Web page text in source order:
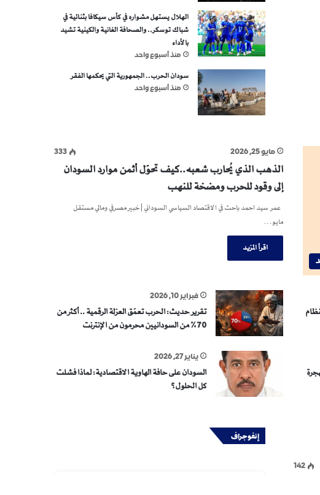
الهلال يستهل مشواره في كأس سيكافا بثنائية في
شباك توسكر.. والصحافة الغانية والكينية تشيد
بالأداء
منذ أسبوع واحد
سودان الحرب.. الجمهورية التي يحكمها الفقر
منذ أسبوع واحد
مايو 25, 2026 333
الذهب الذي يُحارب شعبه..كيف تحوّل أثمن موارد السودان
إلى وقود للحرب ومضخة للنهب
عمر سيد احمد باحث في الاقتصاد السياسي السوداني | خبير مصرفي ومالي مستقل
مايو…
اقرأ المزيد
فبراير 10, 2026
تقرير حديث: الحرب تعمّق العزلة الرقمية .. أكثر من
70% من السودانيين محرمون من الإنترنت
يناير 27, 2026
السودان على حافة الهاوية الاقتصادية: لماذا فشلت
كل الحلول؟
142
إنفوجراف